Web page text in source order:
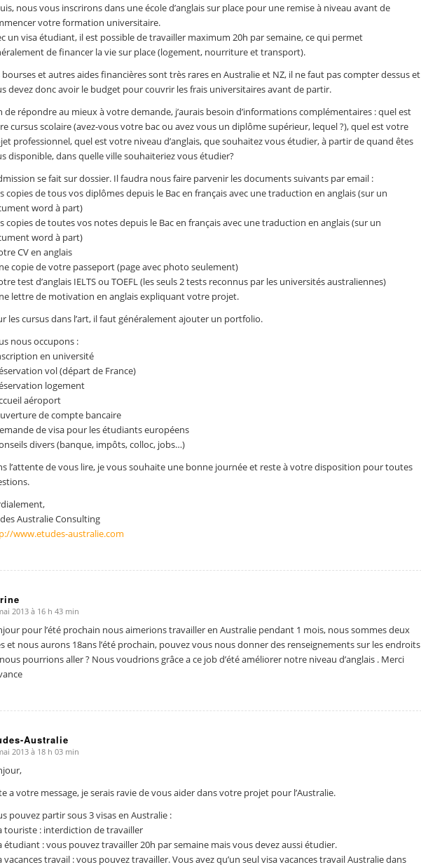
nous vous inscrirons dans une école d’anglais sur place pour une remise à niveau avant de
votre formation universitaire.
un visa étudiant, il est possible de travailler maximum 20h par semaine, ce qui permet
de financer la vie sur place (logement, nourriture et transport).
bourses et autres aides financières sont très rares en Australie et NZ, il ne faut pas compter dessus et
devez donc avoir le budget pour couvrir les frais universitaires avant de partir.
de répondre au mieux à votre demande, j’aurais besoin d’informations complémentaires : quel est
cursus scolaire (avez-vous votre bac ou avez vous un diplôme supérieur, lequel ?), quel est votre
professionnel, quel est votre niveau d’anglais, que souhaitez vous étudier, à partir de quand êtes
disponible, dans quelle ville souhaiteriez vous étudier?
se fait sur dossier. Il faudra nous faire parvenir les documents suivants par email :
copies de tous vos diplômes depuis le Bac en français avec une traduction en anglais (sur un
word à part)
copies de toutes vos notes depuis le Bac en français avec une traduction en anglais (sur un
word à part)
CV en anglais
copie de votre passeport (page avec photo seulement)
test d’anglais IELTS ou TOEFL (les seuls 2 tests reconnus par les universités australiennes)
lettre de motivation en anglais expliquant votre projet.
les cursus dans l’art, il faut généralement ajouter un portfolio.
nous occupons :
en université
vol (départ de France)
logement
aéroport
de compte bancaire
de visa pour les étudiants européens
divers (banque, impôts, colloc, jobs…)
l’attente de vous lire, je vous souhaite une bonne journée et reste à votre disposition pour toutes
Australie Consulting
www.etudes-australie.com
2013 à 16 h 43 min
pour l’été prochain nous aimerions travailler en Australie pendant 1 mois, nous sommes deux
et nous aurons 18ans l’été prochain, pouvez vous nous donner des renseignements sur les endroits
pourrions aller ? Nous voudrions grâce a ce job d’été améliorer notre niveau d’anglais . Merci
Australie
2013 à 18 h 03 min
a votre message, je serais ravie de vous aider dans votre projet pour l’Australie.
pouvez partir sous 3 visas en Australie :
touriste : interdiction de travailler
étudiant : vous pouvez travailler 20h par semaine mais vous devez aussi étudier.
vacances travail : vous pouvez travailler. Vous avez qu’un seul visa vacances travail Australie dans